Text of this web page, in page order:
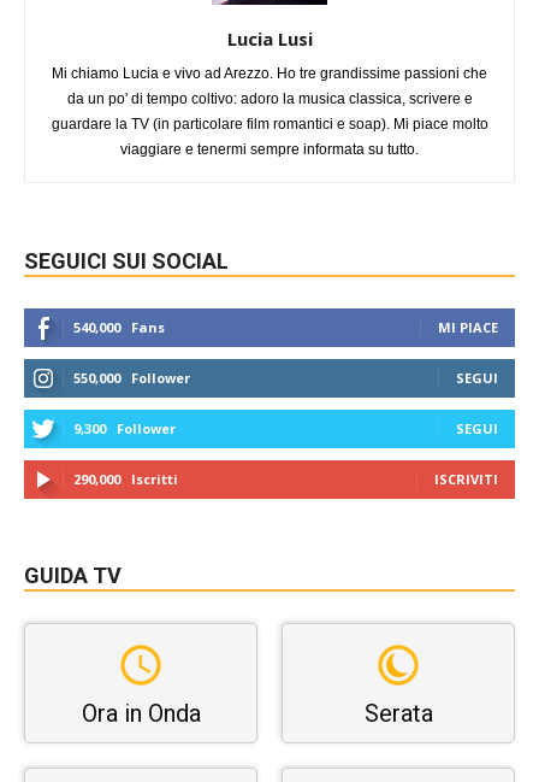
Lucia Lusi
Mi chiamo Lucia e vivo ad Arezzo. Ho tre grandissime passioni che
da un po' di tempo coltivo: adoro la musica classica, scrivere e
guardare la TV (in particolare film romantici e soap). Mi piace molto
viaggiare e tenermi sempre informata su tutto.
SEGUICI SUI SOCIAL
540,000 Fans MI PIACE
550,000 Follower SEGUI
9,300 Follower SEGUI
290,000 Iscritti ISCRIVITI
GUIDA TV
Ora in Onda Serata